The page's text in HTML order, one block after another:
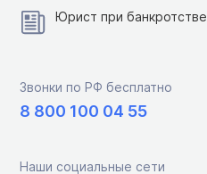
Юрист при банкротстве
Звонки по РФ бесплатно
8 800 100 04 55
Наши социальные сети